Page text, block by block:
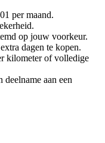
per maand.
op jouw voorkeur.
dagen te kopen.
kilometer of volledige
aan een